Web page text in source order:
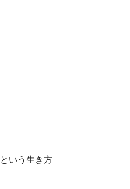
いう生き方